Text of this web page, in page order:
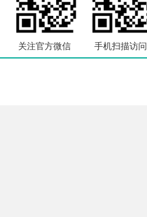
关注官方微信 手机扫描访问